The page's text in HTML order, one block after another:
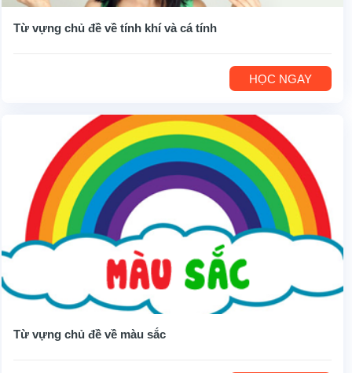
Từ vựng chủ đề về tính khí và cá tính
HỌC NGAY
Từ vựng chủ đề về màu sắc